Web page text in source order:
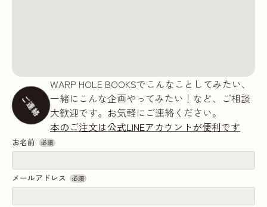
ご連絡
WARP HOLE BOOKSでこんなことしてみたい、
一緒にこんな企画やってみたい！など、ご相談
大歓迎です。お気軽にご連絡ください。
本のご注文は公式LINEアカウントが便利です
お名前 必須
メールアドレス 必須